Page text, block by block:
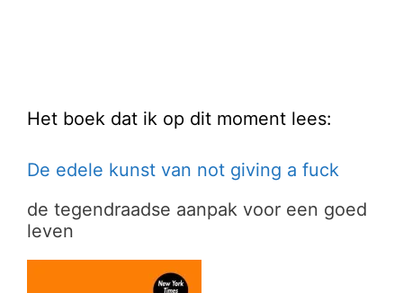
Het boek dat ik op dit moment lees:
De edele kunst van not giving a fuck
de tegendraadse aanpak voor een goed
leven